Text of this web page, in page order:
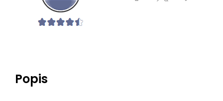
Popis